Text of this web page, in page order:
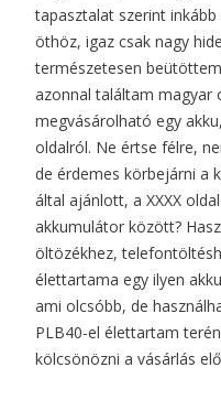
tapasztalat szerint
öthöz, igaz csak nagy
természetesen
azonnal találtam magyar
megvásárolható egy
oldalról. Ne értse félre,
de érdemes körbejárni a
által ajánlott, a XXXX
akkumulátor között?
öltözékhez,
élettartama egy ilyen
ami olcsóbb, de
PLB40-el élettartam
kölcsönözni a vásárlás